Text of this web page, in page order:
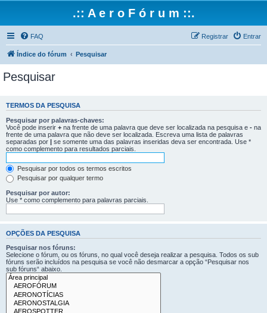
.:: A e r o F ó r u m ::.
FAQ Entrar
Registrar
Índice do fórum Pesquisar
Pesquisar
TERMOS DA PESQUISA
Pesquisar por palavras-chaves:
Você pode inserir + na frente de uma palavra que deve ser localizada na pesquisa e - na
frente de uma palavra que não deve ser localizada. Escreva uma lista de palavras
separadas por | se somente uma das palavras inseridas deva ser encontrada. Use *
como complemento para resultados parciais.
Pesquisar por todos os termos escritos
Pesquisar por qualquer termo
Pesquisar por autor:
Use * como complemento para palavras parciais.
OPÇÕES DA PESQUISA
Pesquisar nos fóruns:
Selecione o fórum, ou os fóruns, no qual você deseja realizar a pesquisa. Todos os sub
fóruns serão incluídos na pesquisa se você não desmarcar a opção “Pesquisar nos
sub fóruns“ abaixo.